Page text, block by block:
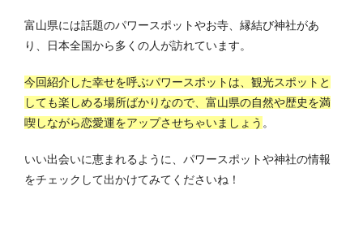
富山県には話題のパワースポットやお寺、縁結び神社があ
り、日本全国から多くの人が訪れています。
今回紹介した幸せを呼ぶパワースポットは、観光スポットと
しても楽しめる場所ばかりなので、富山県の自然や歴史を満
喫しながら恋愛運をアップさせちゃいましょう 。
いい出会いに恵まれるように、パワースポットや神社の情報
をチェックして出かけてみてくださいね！